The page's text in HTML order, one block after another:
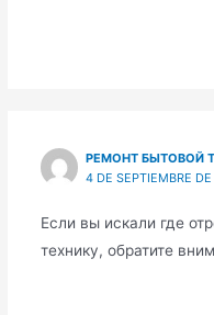
РЕМОНТ БЫТОВОЙ
4 DE SEPTIEMBRE
Если вы искали где
технику, обратите